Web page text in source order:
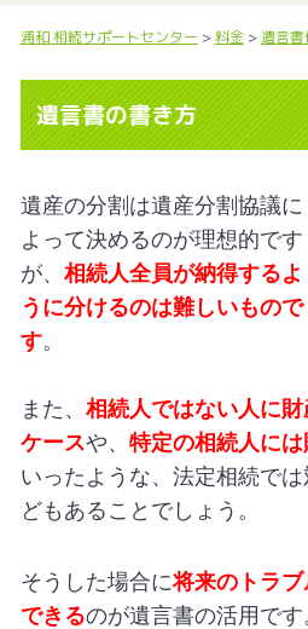
浦和 相続サポートセンター > 料金> 遺言書
遺言書の書き方
遺産の分割は遺産分割協議に
よって決めるのが理想的です
が、 相続人全員が納得するよ
うに分けるのは難しいもので
す。
また、 相続人ではない人に
ケースや、 特定の相続人に
いったような、法定相続で
どもあることでしょう。
そうした場合に将来のトラ
できるのが遺言書の活用です